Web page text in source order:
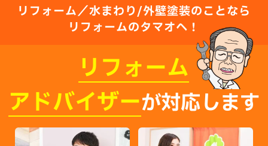
リフォーム／水まわり/外壁塗装のことなら
リフォームのタマオへ！
リフォーム
アドバイザーが対応します